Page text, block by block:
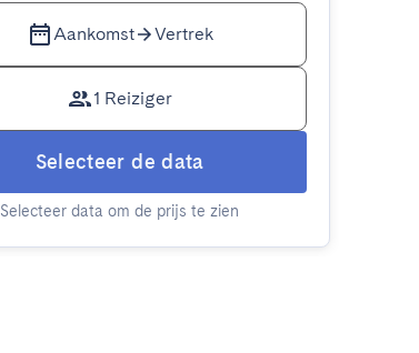
Aankomst Vertrek
1 Reiziger
Selecteer de data
Selecteer data om de prijs te zien